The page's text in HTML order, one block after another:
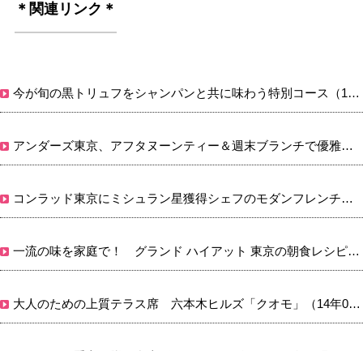
＊関連リンク＊
今が旬の黒トリュフをシャンパンと共に味わう特別コース（15年01月07日）
アンダーズ東京、アフタヌーンティー＆週末ブランチで優雅なひとときを（15年01月11日）
コンラッド東京にミシュラン星獲得シェフのモダンフレンチ店（13年07月25日）
一流の味を家庭で！ グランド ハイアット 東京の朝食レシピ本（13年11月09日）
大人のための上質テラス席 六本木ヒルズ「クオモ」（14年07月29日）